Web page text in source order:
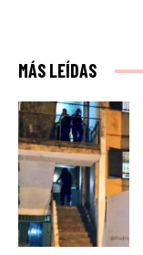
MÁS LEÍDAS